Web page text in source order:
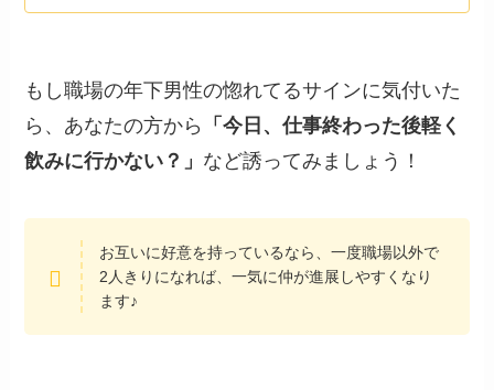
もし職場の年下男性の惚れてるサインに気付いた
ら、あなたの方から
「今日、仕事終わった後軽く
飲みに行かない？」 など誘ってみましょう！
お互いに好意を持っているなら、一度職場以外で
2人きりになれば、一気に仲が進展しやすくなり
ます♪